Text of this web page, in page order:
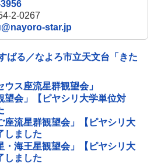
2-0267
star.jp
ばる／なよろ市立天文台「きた
ス座流星群観望会」
望会」【ピヤシリ大学単位対
座流星群観望会」【ピヤシリ大
しました
・海王星観望会」【ピヤシリ大
しました